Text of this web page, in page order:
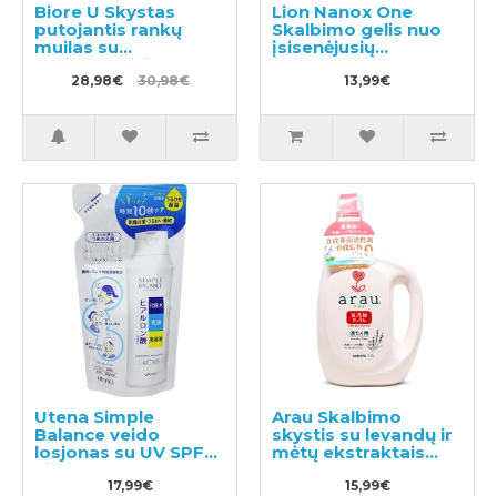
Biore U Skystas
putojantis rankų
muilas su
antibakteriniu
poveikiu, švelnaus
240ml + užpildas
430ml
28,98€ 30,98€
Lion Nanox One
Skalbimo gelis nuo
įsisenėjusių
nešvarumų 380g
13,99€
Utena Simple
Balance veido
losjonas su UV SPF5
užpildu 200ml
17,99€
Arau Skalbimo
skystis su levandų ir
mėtų ekstraktais
1200ml
15,99€